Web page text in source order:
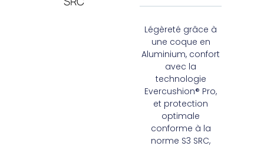
Légèreté grâce à
une coque en
Aluminium, confort
avec la
technologie
Evercushion® Pro,
et protection
optimale
conforme à la
norme S3 SRC,